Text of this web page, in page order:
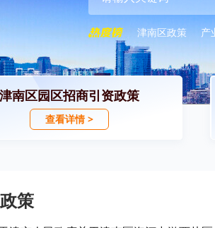
津南区政策 产
津南区园区招商引资政策
查看详情 >
策